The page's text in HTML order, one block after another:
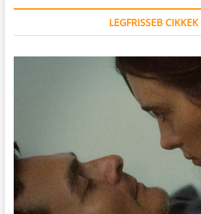
LEGFRISSEB CIKKEK